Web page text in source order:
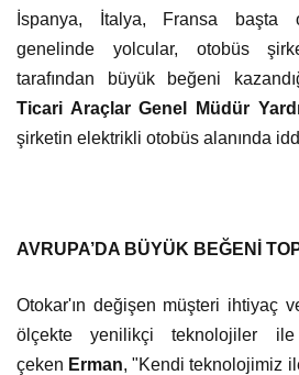
İspanya, İtalya, Fransa başta
genelinde yolcular, otobüs
tarafından büyük beğeni
Ticari Araçlar Genel Müdür
şirketin elektrikli otobüs alanında
AVRUPA’DA BÜYÜK BEĞENİ
Otokar'ın değişen müşteri ihtiyaç
ölçekte yenilikçi teknolojiler ile
çeken Erman, "Kendi teknolojimiz